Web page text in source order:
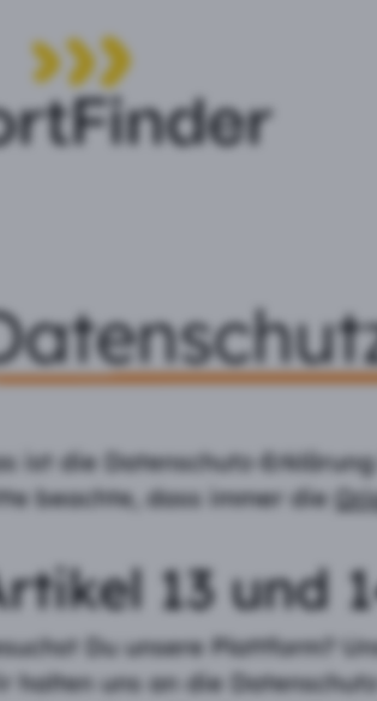
ist die Datenschutz-
beachte, dass immer die
13 und
Du unsere Plattform?
halten uns an die